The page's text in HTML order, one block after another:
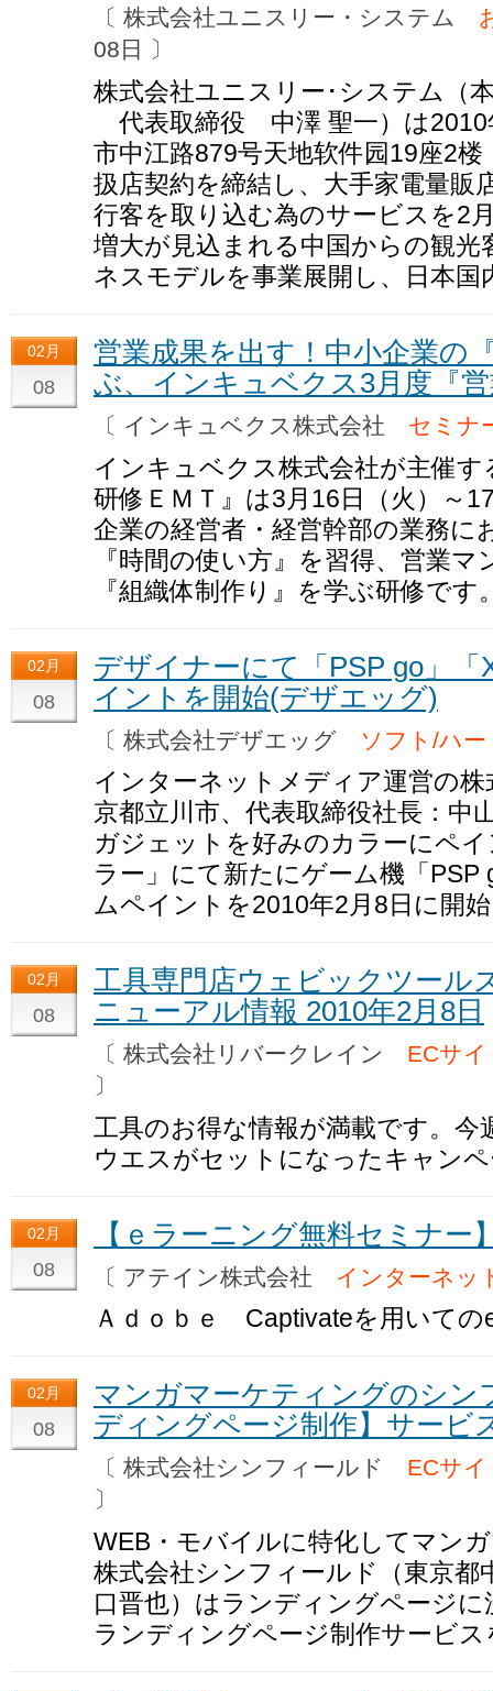
〔 株式会社ユニスリー・システム
08日 〕
株式会社ユニスリー･システム（
代表取締役 中澤 聖一）は2010
市中江路879号天地软件园19座2
扱店契約を締結し、大手家電量販
行客を取り込む為のサービスを2
増大が見込まれる中国からの観
ネスモデルを事業展開し、日本
02月
08
営業成果を出す！中小企業の
ぶ、インキュベクス3月度『
〔 インキュベクス株式会社 セミナ
インキュベクス株式会社が主催す
研修ＥＭＴ』は3月16日（火）～
企業の経営者・経営幹部の業務
『時間の使い方』を習得、営業
『組織体制作り』を学ぶ研修です
02月
08
デザイナーにて「PSP go」
イントを開始(デザエッグ)
〔 株式会社デザエッグ ソフト/ハー
インターネットメディア運営の
京都立川市、代表取締役社長：中
ガジェットを好みのカラーにペ
ラー」にて新たにゲーム機「
ムペイントを2010年2月8日に開
02月
08
工具専門店ウェビックツール
ニューアル情報 2010年2月8日
〔 株式会社リバークレイン ECサ
〕
工具のお得な情報が満載です。
ウエスがセットになったキャン
02月
08
【ｅラーニング無料セミ
〔 アテイン株式会社 インターネッ
Ａｄｏｂｅ Captivateを用いての
02月
08
マンガマーケティングのシン
ディングページ制作】サービ
〔 株式会社シンフィールド ECサ
〕
WEB・モバイルに特化してマン
株式会社シンフィールド（東京都
口晋也）はランディングページ
ランディングページ制作サービ